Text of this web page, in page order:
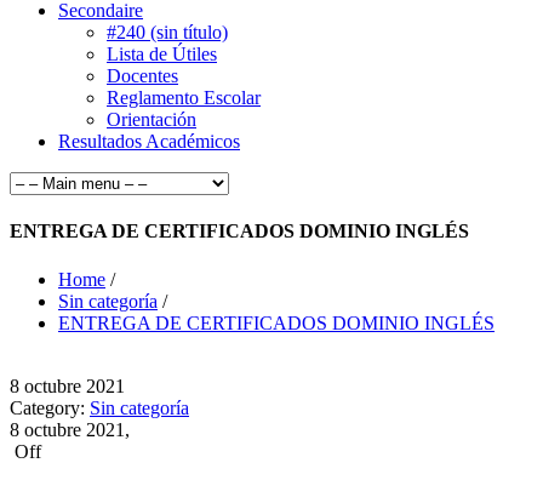
Secondaire
#240 (sin título)
Lista de Útiles
Docentes
Reglamento Escolar
Orientación
Resultados Académicos
ENTREGA DE CERTIFICADOS DOMINIO INGLÉS
Home /
Sin categoría /
ENTREGA DE CERTIFICADOS DOMINIO INGLÉS
8 octubre 2021
Category: Sin categoría
8 octubre 2021,
Off